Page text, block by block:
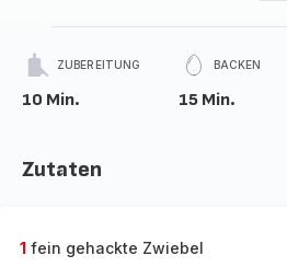
ZUBEREITUNG
10 Min.
BACKEN
15 Min.
Zutaten
1 fein gehackte Zwiebel